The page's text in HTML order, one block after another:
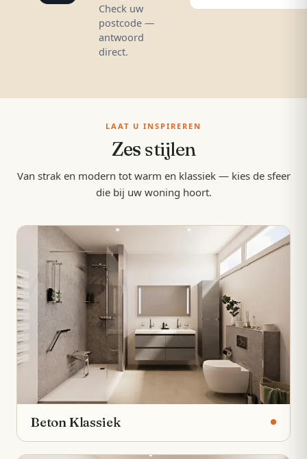
Check uw
postcode —
antwoord
direct.
LAAT U INSPIREREN
Zes stijlen
Van strak en modern tot warm en klassiek — kies de sfeer
die bij uw woning hoort.
Beton Klassiek